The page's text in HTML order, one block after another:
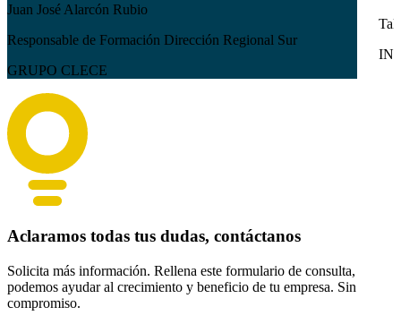
Juan José Alarcón Rubio
Responsable de Formación Dirección Regional Sur
GRUPO CLECE
Aclaramos todas tus dudas, contáctanos
Solicita más información. Rellena este formulario de consulta,
podemos ayudar al crecimiento y beneficio de tu empresa. Sin
compromiso.